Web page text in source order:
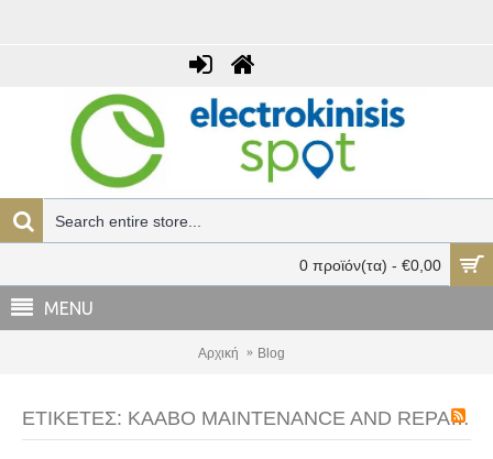
0 προϊόν(τα) - €0,00
MENU
Αρχική Blog
ΕΤΙΚΈΤΕΣ: KAABO MAINTENANCE AND REPAIR VIDEOS HIT YOUTUBE